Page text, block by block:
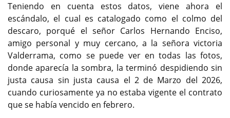
Teniendo en cuenta estos datos, viene ahora el
escándalo, el cual es catalogado como el colmo del
descaro, porqué el señor Carlos Hernando Enciso,
amigo personal y muy cercano, a la señora victoria
Valderrama, como se puede ver en todas las fotos,
donde aparecía la sombra, la terminó despidiendo sin
justa causa sin justa causa el 2 de Marzo del 2026,
cuando curiosamente ya no estaba vigente el contrato
que se había vencido en febrero.